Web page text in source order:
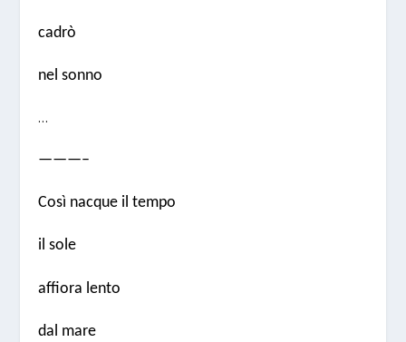
cadrò
nel sonno
…
———–
Così nacque il tempo
il sole
affiora lento
dal mare